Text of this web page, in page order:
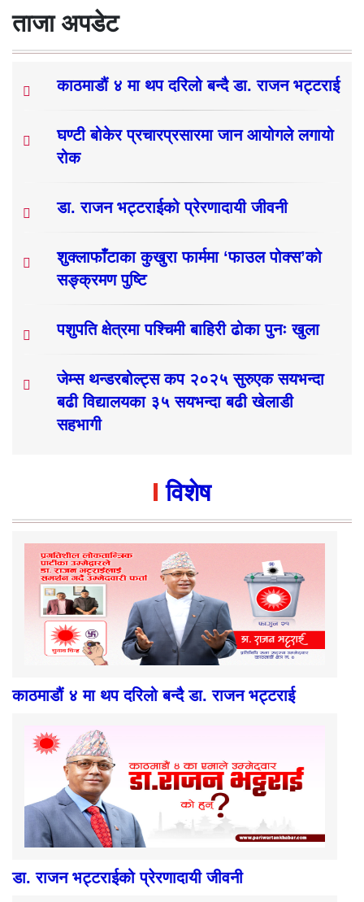
ताजा अपडेट
काठमाडौं ४ मा थप दरिलो बन्दै डा. राजन भट्टराई
घण्टी बोकेर प्रचारप्रसारमा जान आयोगले लगायो
रोक
डा. राजन भट्टराईको प्रेरणादायी जीवनी
शुक्लाफाँटाका कुखुरा फार्ममा ‘फाउल पोक्स’को
सङ्क्रमण पुष्टि
पशुपति क्षेत्रमा पश्चिमी बाहिरी ढोका पुनः खुला
जेम्स थन्डरबोल्ट्स कप २०२५ सुरुएक सयभन्दा
बढी विद्यालयका ३५ सयभन्दा बढी खेलाडी
सहभागी
विशेष
काठमाडौं ४ मा थप दरिलो बन्दै डा. राजन भट्टराई
डा. राजन भट्टराईको प्रेरणादायी जीवनी